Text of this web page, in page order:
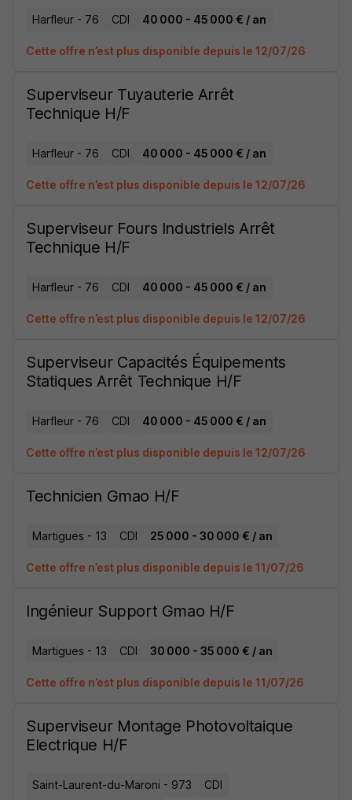
Harfleur - 76 CDI 40 000 - 45 000 € / an
Cette offre n’est plus disponible depuis le 12/07/26
Superviseur Tuyauterie Arrêt
Technique H/F
Harfleur - 76 CDI 40 000 - 45 000 € / an
Cette offre n’est plus disponible depuis le 12/07/26
Superviseur Fours Industriels Arrêt
Technique H/F
Harfleur - 76 CDI 40 000 - 45 000 € / an
Cette offre n’est plus disponible depuis le 12/07/26
Superviseur Capacités Équipements
Statiques Arrêt Technique H/F
Harfleur - 76 CDI 40 000 - 45 000 € / an
Cette offre n’est plus disponible depuis le 12/07/26
Technicien Gmao H/F
Martigues - 13 CDI 25 000 - 30 000 € / an
Cette offre n’est plus disponible depuis le 11/07/26
Ingénieur Support Gmao H/F
Martigues - 13 CDI 30 000 - 35 000 € / an
Cette offre n’est plus disponible depuis le 11/07/26
Superviseur Montage Photovoltaique
Electrique H/F
Saint-Laurent-du-Maroni - 973
CDI